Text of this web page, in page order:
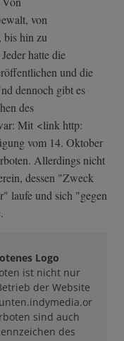
von
hin zu
hatte die
und die
dennoch gibt es
des
Mit <link http:
vom 14. Oktober
Allerdings nicht
dessen "Zweck
laufe und sich "gegen
Logo
ist nicht nur
der Website
sind auch
des